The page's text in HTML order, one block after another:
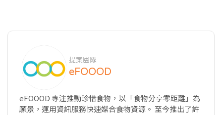
提案團隊
eFOOOD
eFOOOD 專注推動珍惜食物，以「食物分享零距離」為
願景，運用資訊服務快速媒合食物資源。 至今推出了許